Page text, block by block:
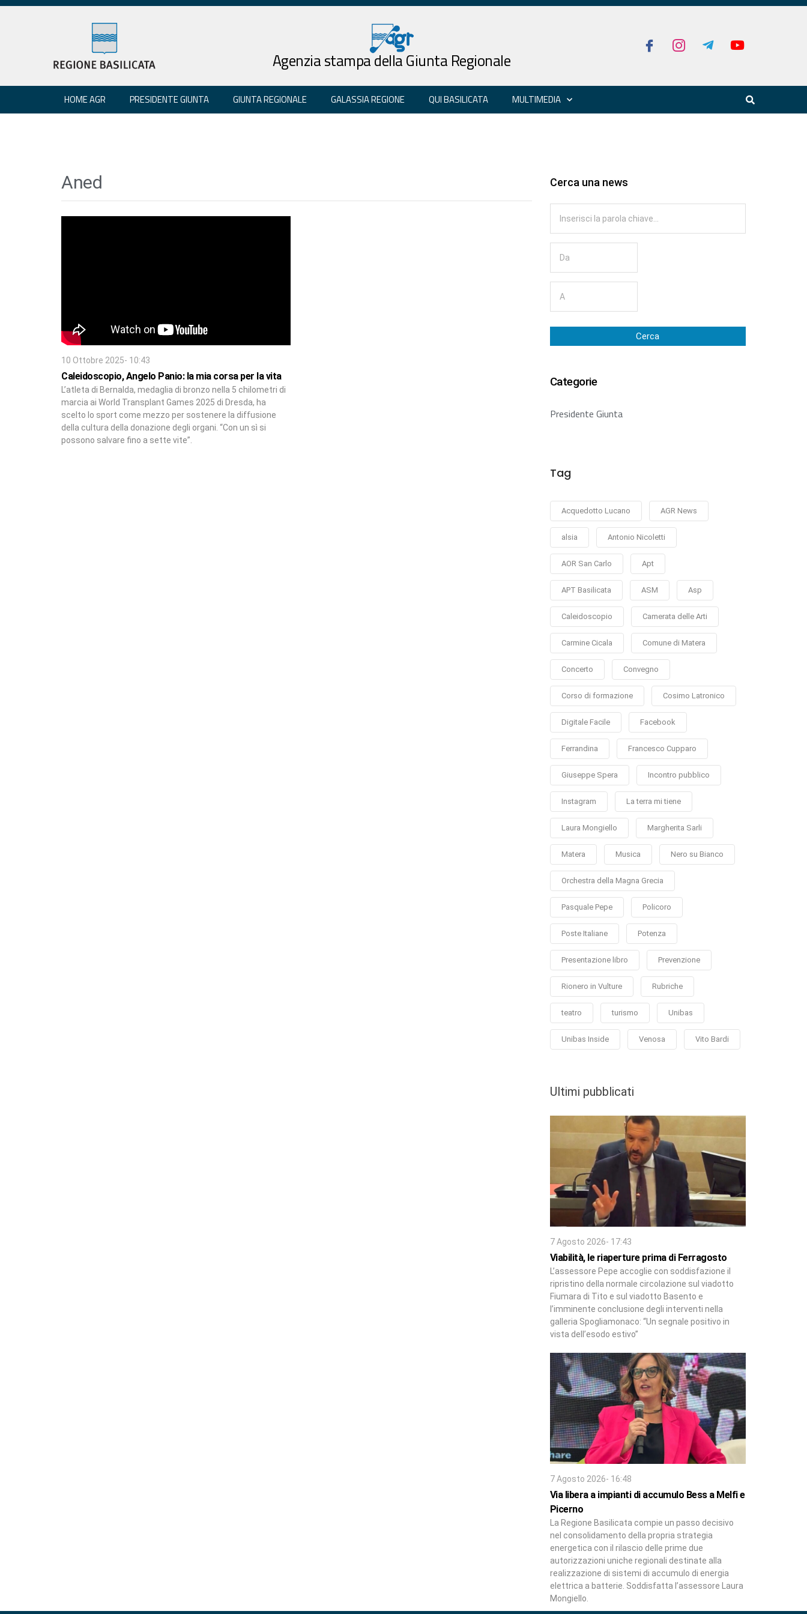
Agenzia stampa della Giunta Regionale
HOME AGR PRESIDENTE GIUNTA GIUNTA REGIONALE GALASSIA REGIONE QUI BASILICATA MULTIMEDIA
Aned
10 Ottobre 2025- 10:43
Caleidoscopio, Angelo Panio: la mia corsa per la vita
L’atleta di Bernalda, medaglia di bronzo nella 5 chilometri di
marcia ai World Transplant Games 2025 di Dresda, ha
scelto lo sport come mezzo per sostenere la diffusione
della cultura della donazione degli organi. “Con un sì si
possono salvare fino a sette vite”.
Cerca una news
Cerca
Categorie
Presidente Giunta
Tag
Acquedotto Lucano AGR News
alsia Antonio Nicoletti
AOR San Carlo Apt
APT Basilicata ASM Asp
Caleidoscopio Camerata delle Arti
Carmine Cicala Comune di Matera
Concerto Convegno
Corso di formazione Cosimo Latronico
Digitale Facile Facebook
Ferrandina Francesco Cupparo
Giuseppe Spera Incontro pubblico
Instagram La terra mi tiene
Laura Mongiello Margherita Sarli
Matera Musica Nero su Bianco
Orchestra della Magna Grecia
Pasquale Pepe Policoro
Poste Italiane Potenza
Presentazione libro Prevenzione
Rionero in Vulture Rubriche
teatro turismo Unibas
Unibas Inside Venosa Vito Bardi
Ultimi pubblicati
7 Agosto 2026- 17:43
Viabilità, le riaperture prima di Ferragosto
L’assessore Pepe accoglie con soddisfazione il
ripristino della normale circolazione sul viadotto
Fiumara di Tito e sul viadotto Basento e
l’imminente conclusione degli interventi nella
galleria Spogliamonaco: “Un segnale positivo in
vista dell’esodo estivo”
7 Agosto 2026- 16:48
Via libera a impianti di accumulo Bess a Melfi e
Picerno
La Regione Basilicata compie un passo decisivo
nel consolidamento della propria strategia
energetica con il rilascio delle prime due
autorizzazioni uniche regionali destinate alla
realizzazione di sistemi di accumulo di energia
elettrica a batterie. Soddisfatta l’assessore Laura
Mongiello.